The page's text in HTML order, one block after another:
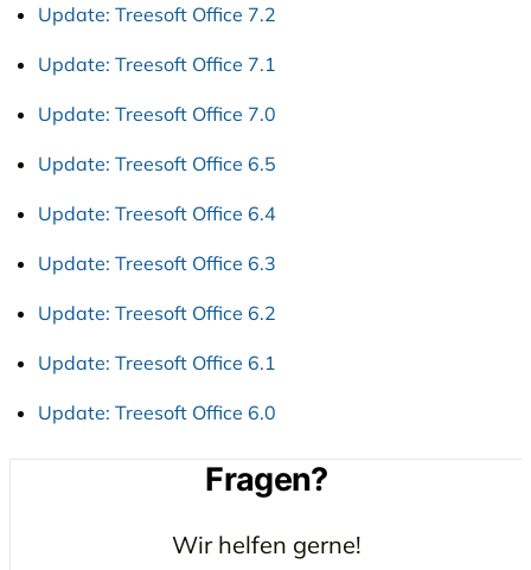
Update: Treesoft Office 7.2
Update: Treesoft Office 7.1
Update: Treesoft Office 7.0
Update: Treesoft Office 6.5
Update: Treesoft Office 6.4
Update: Treesoft Office 6.3
Update: Treesoft Office 6.2
Update: Treesoft Office 6.1
Update: Treesoft Office 6.0
Fragen?
Wir helfen gerne!